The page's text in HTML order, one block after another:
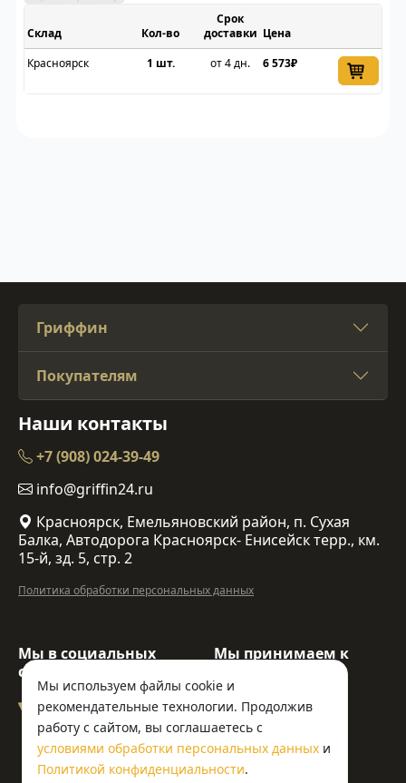
Склад
Срок
доставки Цена
Красноярск
1 шт. от 4 дн. 6 573₽
Мы используем файлы cookie и
рекомендательные технологии. Продолжив
работу с сайтом, вы соглашаетесь с
условиями обработки персональных данных и
Политикой конфиденциальности.
Гриффин
Покупателям
Наши контакты
+7 (908) 024-39-49
info@griffin24.ru
Красноярск, Емельяновский район, п. Сухая
Балка, Автодорога Красноярск- Енисейск терр., км.
15-й, зд. 5, стр. 2
Политика обработки персональных данных
Мы в социальных
сетях:
Мы принимаем к
© ООО «Гриффин»